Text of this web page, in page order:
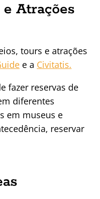
e Atrações
tours e atrações
e a Civitatis.
fazer reservas de
diferentes
em museus e
reservar